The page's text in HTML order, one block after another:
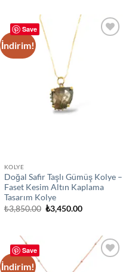
Save
İndirim!
KOLYE
Doğal Safir Taşlı Gümüş Kolye –
Faset Kesim Altın Kaplama
Tasarım Kolye
₺3,850.00 Orijinal
fiyat:
₺3,450.00Şu
Save
İndirim!